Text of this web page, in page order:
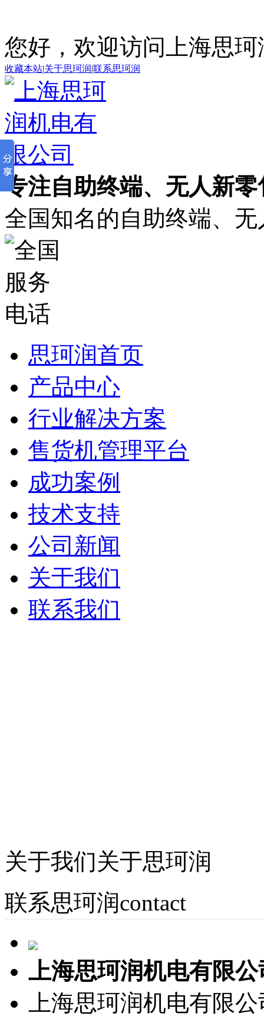
您好，欢迎访问上海思
收藏本站|关于思珂润|联系思珂润
专注自助终端、无人新零
全国知名的自助终端、
思珂润首页
产品中心
行业解决方案
售货机管理平台
成功案例
技术支持
公司新闻
关于我们
联系我们
关于我们关于思珂润
联系思珂润contact
上海思珂润机电有限公
上海思珂润机电有限